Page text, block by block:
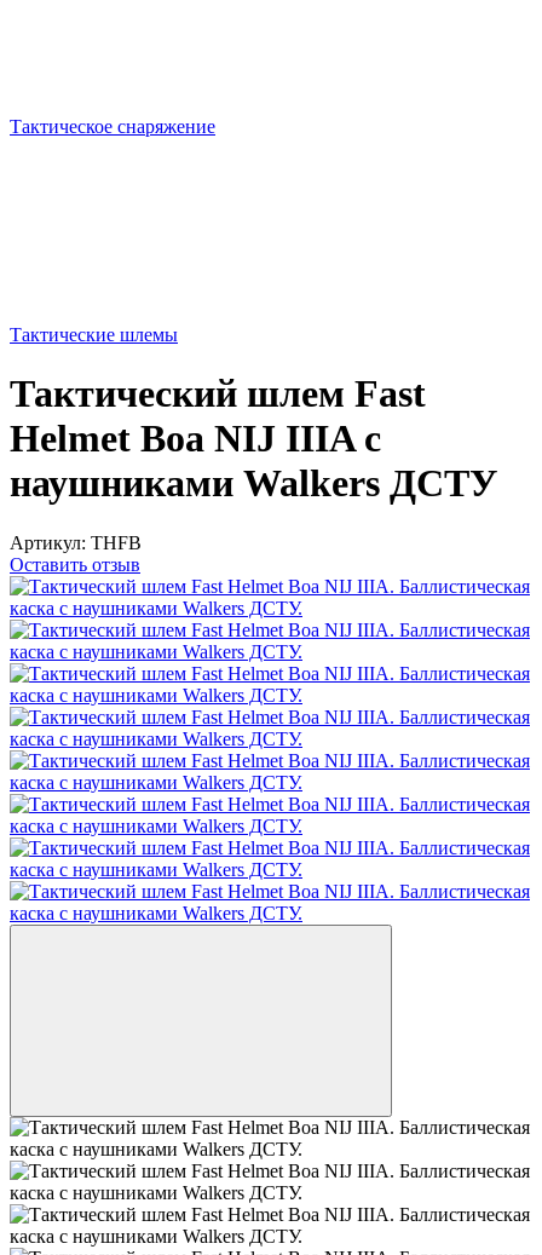
Тактическое снаряжение
Тактические шлемы
Тактический шлем Fast
Helmet Boa NIJ IIIA с
наушниками Walkers ДСТУ
Артикул: THFB
Оставить отзыв